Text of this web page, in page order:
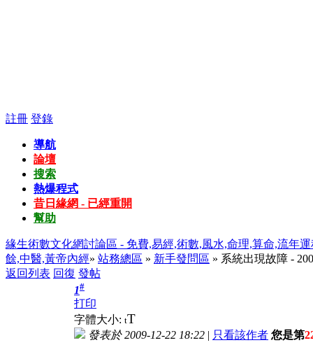
註冊 登錄
導航
論壇
搜索
熱爆程式
昔日緣網 - 已經重開
幫助
緣生術數文化網討論區 - 免費,易經,術數,風水,命理,算命,流年
餘,中醫,黃帝內經» 站務總區 » 新手發問區 » 系統出現故障 -
返回列表 回復 發帖
1#
打印
字體大小: tT
發表於 2009-12-22 18:22 | 只看該作者 您是第